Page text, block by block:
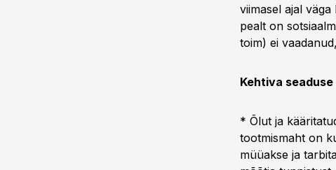
viimasel ajal
pealt on
toim) ei
Kehtiva seaduse
* Õlut ja
tootmismaht on
müüakse ja